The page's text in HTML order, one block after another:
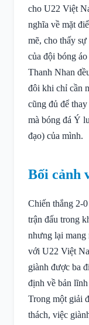
cho U22 Việt
nghĩa về mặt
mẽ, cho thấy
của đội bóng
Thanh Nhan
đôi khi chỉ cần
cũng đủ để
mà bóng đá Ý
đạo) của mình.
Bối cảnh
Chiến thắng 2-
trận đấu trong
nhưng lại mang
với U22 Việt
giành được ba
định về bản
Trong một giải
thách, việc